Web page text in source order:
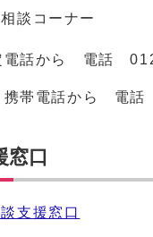
談コーナー
話から 電話
電話から 電
窓口
支援窓口